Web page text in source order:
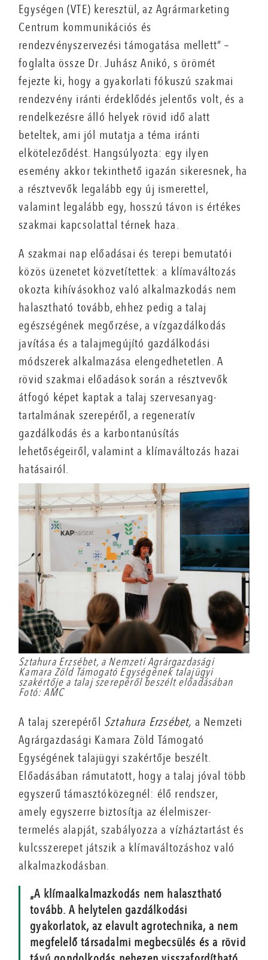
Egységen (VTE) keresztül, az Agrármarketing
Centrum kommunikációs és
rendezvényszervezési támogatása mellett” –
foglalta össze Dr. Juhász Anikó, s örömét
fejezte ki, hogy a gyakorlati fókuszú szakmai
rendezvény iránti érdeklődés jelentős volt, és a
rendelkezésre álló helyek rövid idő alatt
beteltek, ami jól mutatja a téma iránti
elköteleződést. Hangsúlyozta: egy ilyen
esemény akkor tekinthető igazán sikeresnek, ha
a résztvevők legalább egy új ismerettel,
valamint legalább egy, hosszú távon is értékes
szakmai kapcsolattal térnek haza.
A szakmai nap előadásai és terepi bemutatói
közös üzenetet közvetítettek: a klímaváltozás
okozta kihívásokhoz való alkalmazkodás nem
halasztható tovább, ehhez pedig a talaj
egészségének megőrzése, a vízgazdálkodás
javítása és a talajmegújító gazdálkodási
módszerek alkalmazása elengedhetetlen. A
rövid szakmai előadások során a résztvevők
átfogó képet kaptak a talaj szervesanyag-
tartalmának szerepéről, a regeneratív
gazdálkodás és a karbontanúsítás
lehetőségeiről, valamint a klímaváltozás hazai
hatásairól.
Sztahura Erzsébet, a Nemzeti Agrárgazdasági
Kamara Zöld Támogató Egységének talajügyi
szakértője a talaj szerepéről beszélt előadásában
Fotó: AMC
A talaj szerepéről Sztahura Erzsébet, a Nemzeti
Agrárgazdasági Kamara Zöld Támogató
Egységének talajügyi szakértője beszélt.
Előadásában rámutatott, hogy a talaj jóval több
egyszerű támasztóközegnél: élő rendszer,
amely egyszerre biztosítja az élelmiszer-
termelés alapját, szabályozza a vízháztartást és
kulcsszerepet játszik a klímaváltozáshoz való
alkalmazkodásban.
„A klímaalkalmazkodás nem halasztható
tovább. A helytelen gazdálkodási
gyakorlatok, az elavult agrotechnika, a nem
megfelelő társadalmi megbecsülés és a rövid